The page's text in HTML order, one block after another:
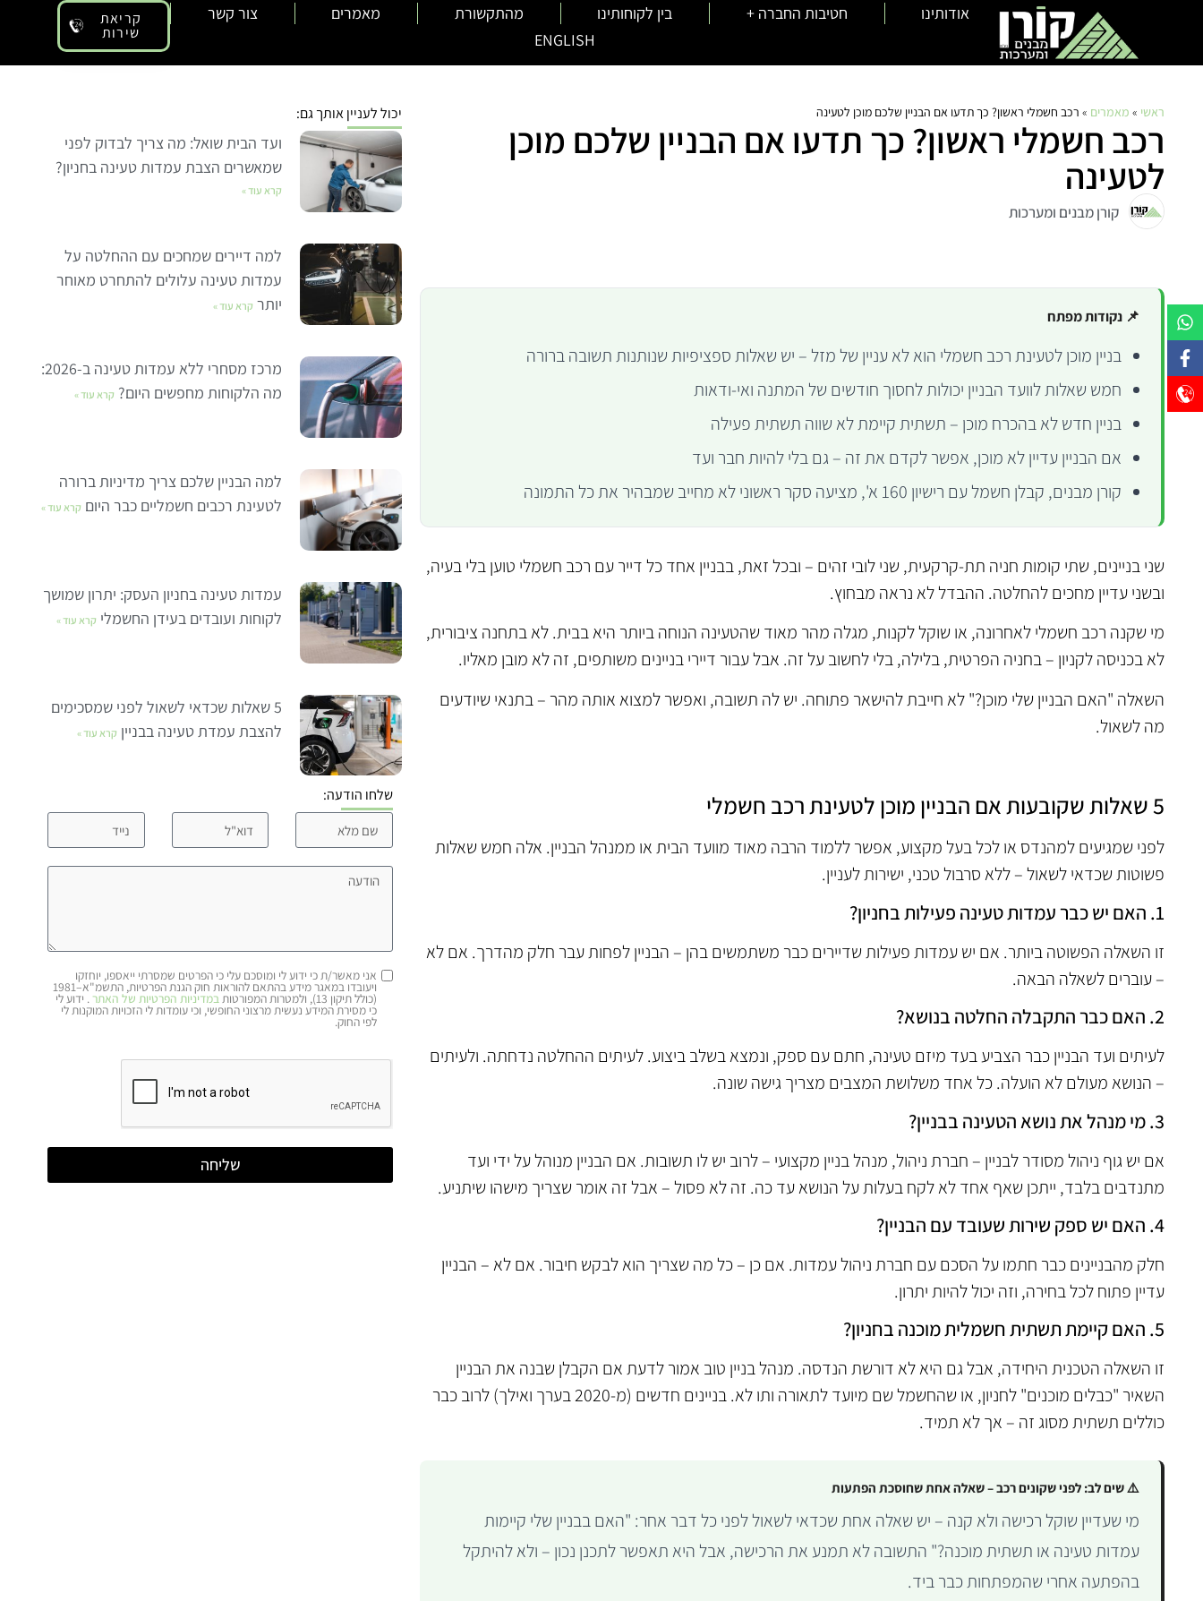
אודותינו חטיבות החברה + בין לקוחותינו מהתקשורת מאמרים
צור קשר
ENGLISH
קריאת
שירות
יכול לעניין אותך גם:
ועד הבית שואל: מה צריך לבדוק לפני
שמאשרים הצבת עמדות טעינה בחניון?
קרא עוד »
למה דיירים שמחכים עם ההחלטה על
עמדות טעינה עלולים להתחרט מאוחר
יותר קרא עוד »
מרכז מסחרי ללא עמדות טעינה ב-2026:
מה הלקוחות מחפשים היום? קרא עוד »
למה הבניין שלכם צריך מדיניות ברורה
לטעינת רכבים חשמליים כבר היום קרא עוד »
עמדות טעינה בחניון העסק: יתרון שמושך
לקוחות ועובדים בעידן החשמלי קרא עוד »
5 שאלות שכדאי לשאול לפני שמסכימים
להצבת עמדת טעינה בבניין קרא עוד »
שלחו הודעה:
אני מאשר/ת כי ידוע לי ומוסכם עלי כי הפרטים שמסרתי ייאספו, יוחזקו
ויעובדו במאגר מידע בהתאם להוראות חוק הגנת הפרטיות, התשמ"א–1981
(כולל תיקון 13), ולמטרות המפורטות במדיניות הפרטיות של האתר. ידוע לי
כי מסירת המידע נעשית מרצוני החופשי, וכי עומדות לי הזכויות המוקנות לי
לפי החוק.
שליחה
ראשי » מאמרים » רכב חשמלי ראשון? כך תדעו אם הבניין שלכם מוכן לטעינה
רכב חשמלי ראשון? כך תדעו אם הבניין שלכם מוכן
לטעינה
קורן מבנים ומערכות
📌 נקודות מפתח
בניין מוכן לטעינת רכב חשמלי הוא לא עניין של מזל – יש שאלות ספציפיות שנותנות תשובה ברורה
חמש שאלות לוועד הבניין יכולות לחסוך חודשים של המתנה ואי-ודאות
בניין חדש לא בהכרח מוכן – תשתית קיימת לא שווה תשתית פעילה
אם הבניין עדיין לא מוכן, אפשר לקדם את זה – גם בלי להיות חבר ועד
קורן מבנים, קבלן חשמל עם רישיון 160 א', מציעה סקר ראשוני לא מחייב שמבהיר את כל התמונה
שני בניינים, שתי קומות חניה תת-קרקעית, שני לובי זהים – ובכל זאת, בבניין אחד כל דייר עם רכב חשמלי טוען בלי בעיה,
ובשני עדיין מחכים להחלטה. ההבדל לא נראה מבחוץ.
מי שקנה רכב חשמלי לאחרונה, או שוקל לקנות, מגלה מהר מאוד שהטעינה הנוחה ביותר היא בבית. לא בתחנה ציבורית,
לא בכניסה לקניון – בחניה הפרטית, בלילה, בלי לחשוב על זה. אבל עבור דיירי בניינים משותפים, זה לא מובן מאליו.
השאלה "האם הבניין שלי מוכן?" לא חייבת להישאר פתוחה. יש לה תשובה, ואפשר למצוא אותה מהר – בתנאי שיודעים
מה לשאול.
5 שאלות שקובעות אם הבניין מוכן לטעינת רכב חשמלי
לפני שמגיעים למהנדס או לכל בעל מקצוע, אפשר ללמוד הרבה מאוד מוועד הבית או ממנהל הבניין. אלה חמש שאלות
פשוטות שכדאי לשאול – ללא סרבול טכני, ישירות לעניין.
1. האם יש כבר עמדות טעינה פעילות בחניון?
זו השאלה הפשוטה ביותר. אם יש עמדות פעילות שדיירים כבר משתמשים בהן – הבניין לפחות עבר חלק מהדרך. אם לא
– עוברים לשאלה הבאה.
2. האם כבר התקבלה החלטה בנושא?
לעיתים ועד הבניין כבר הצביע בעד מיזם טעינה, חתם עם ספק, ונמצא בשלב ביצוע. לעיתים ההחלטה נדחתה. ולעיתים
– הנושא מעולם לא הועלה. כל אחד משלושת המצבים מצריך גישה שונה.
3. מי מנהל את נושא הטעינה בבניין?
אם יש גוף ניהול מסודר לבניין – חברת ניהול, מנהל בניין מקצועי – לרוב יש לו תשובות. אם הבניין מנוהל על ידי ועד
מתנדבים בלבד, ייתכן שאף אחד לא לקח בעלות על הנושא עד כה. זה לא פסול – אבל זה אומר שצריך מישהו שיתניע.
4. האם יש ספק שירות שעובד עם הבניין?
חלק מהבניינים כבר חתמו על הסכם עם חברת ניהול עמדות. אם כן – כל מה שצריך הוא לבקש חיבור. אם לא – הבניין
עדיין פתוח לכל בחירה, וזה יכול להיות יתרון.
5. האם קיימת תשתית חשמלית מוכנה בחניון?
זו השאלה הטכנית היחידה, אבל גם היא לא דורשת הנדסה. מנהל בניין טוב אמור לדעת אם הקבלן שבנה את הבניין
השאיר "כבלים מוכנים" לחניון, או שהחשמל שם מיועד לתאורה ותו לא. בניינים חדשים (מ-2020 בערך ואילך) לרוב כבר
כוללים תשתית מסוג זה – אך לא תמיד.
⚠️ שים לב: לפני שקונים רכב – שאלה אחת שחוסכת הפתעות
מי שעדיין שוקל רכישה ולא קנה – יש שאלה אחת שכדאי לשאול לפני כל דבר אחר: "האם בבניין שלי קיימות
עמדות טעינה או תשתית מוכנה?" התשובה לא תמנע את הרכישה, אבל היא תאפשר לתכנן נכון – ולא להיתקל
בהפתעה אחרי שהמפתחות כבר ביד.